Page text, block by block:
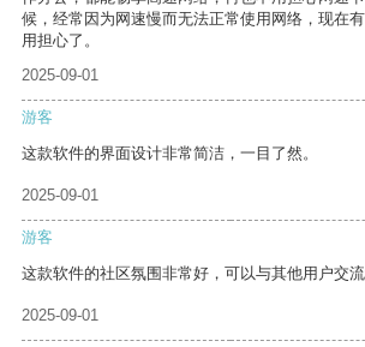
候，经常因为网速慢而无法正常使用网络，现在
用担心了。
2025-09-01
游客
这款软件的界面设计非常简洁，一目了然。
2025-09-01
游客
这款软件的社区氛围非常好，可以与其他用户交流
2025-09-01